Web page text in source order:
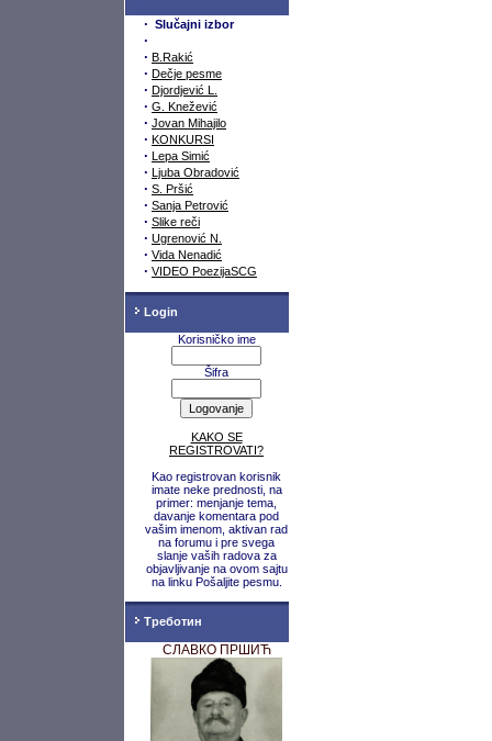
· Slučajni izbor
·
· B.Rakić
· Dečje pesme
· Djordjević L.
· G. Knežević
· Jovan Mihajilo
· KONKURSI
· Lepa Simić
· Ljuba Obradović
· S. Pršić
· Sanja Petrović
· Slike reči
· Ugrenović N.
· Vida Nenadić
· VIDEO PoezijaSCG
Login
Korisničko ime
Šifra
KAKO SE
REGISTROVATI?
Kao registrovan korisnik
imate neke prednosti, na
primer: menjanje tema,
davanje komentara pod
vašim imenom, aktivan rad
na forumu i pre svega
slanje vaših radova za
objavljivanje na ovom sajtu
na linku Pošaljite pesmu.
Треботин
СЛАВКО ПРШИЋ